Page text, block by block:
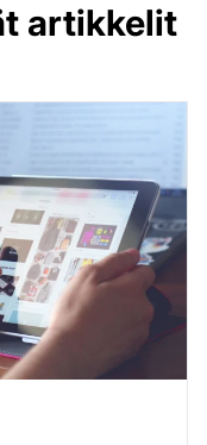
artikkelit